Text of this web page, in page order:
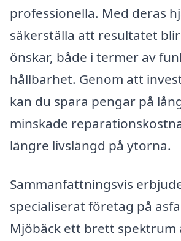
professionella. Med deras
säkerställa att resultatet
önskar, både i termer av
hållbarhet. Genom att
kan du spara pengar på
minskade
längre livslängd på ytorna.
Sammanfattningsvis
specialiserat företag på
Mjöbäck ett brett spektrum